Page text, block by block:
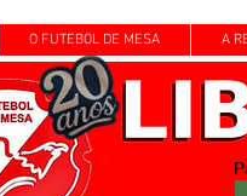
O FUTEBOL DE MESA A